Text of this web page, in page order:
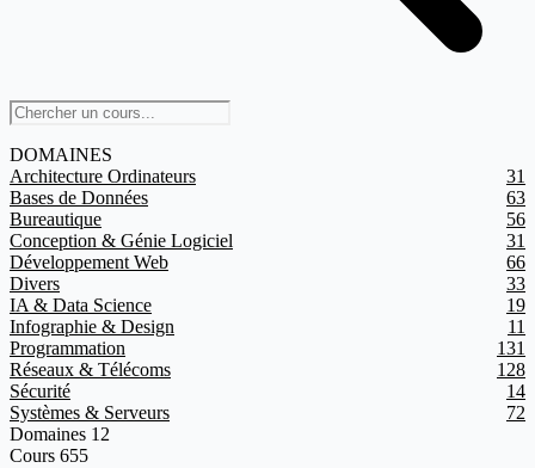
DOMAINES
Architecture Ordinateurs
31
Bases de Données
63
Bureautique
56
Conception & Génie Logiciel
31
Développement Web
66
Divers
33
IA & Data Science
19
Infographie & Design
11
Programmation
131
Réseaux & Télécoms
128
Sécurité
14
Systèmes & Serveurs
72
Domaines 12
Cours 655